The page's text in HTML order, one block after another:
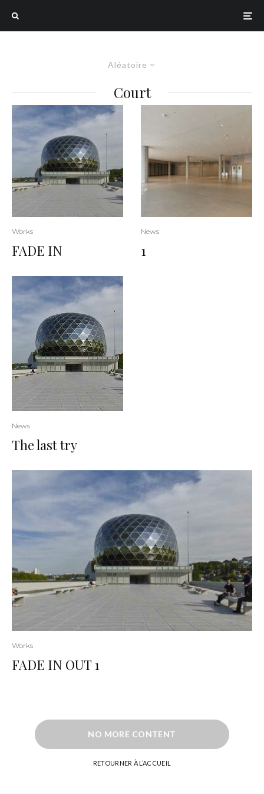
Aléatoire
Court
Works
FADE IN
News
The last try
News
1
Works
FADE IN OUT 1
NO MORE CONTENT
RETOURNER À L’ACCUEIL